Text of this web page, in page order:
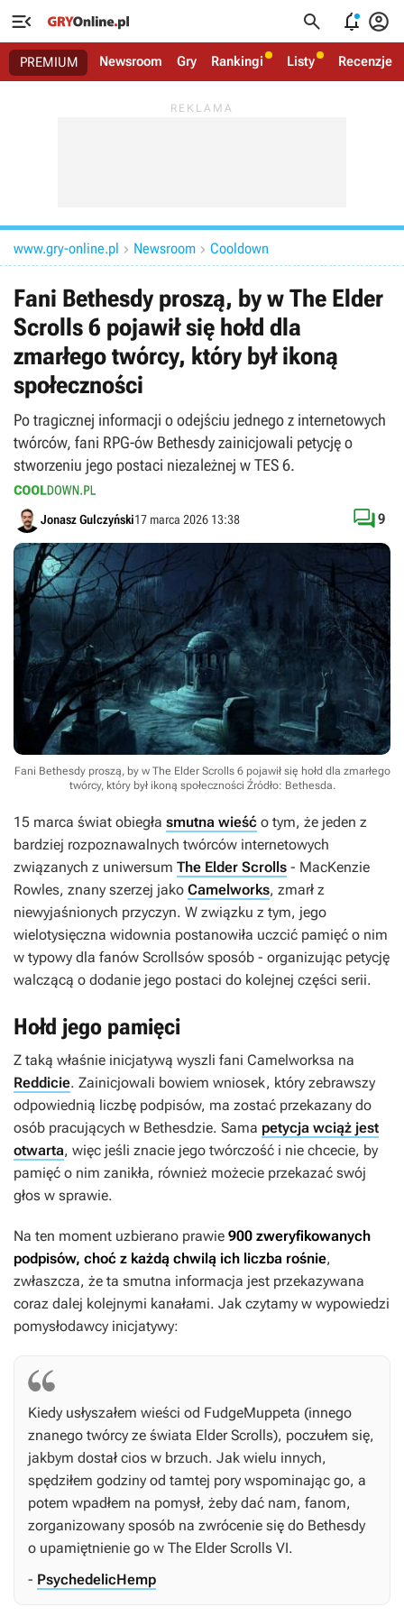
   
PREMIUM Newsroom Gry Rankingi Listy Recenzje
www.gry-online.pl  Newsroom  Cooldown
Fani Bethesdy proszą, by w The Elder
Scrolls 6 pojawił się hołd dla
zmarłego twórcy, który był ikoną
społeczności
Po tragicznej informacji o odejściu jednego z internetowych
twórców, fani RPG-ów Bethesdy zainicjowali petycję o
stworzeniu jego postaci niezależnej w TES 6.
Jonasz Gulczyński17 marca 2026 13:38 9
Fani Bethesdy proszą, by w The Elder Scrolls 6 pojawił się hołd dla zmarłego
twórcy, który był ikoną społeczności Źródło: Bethesda.
15 marca świat obiegła smutna wieść o tym, że jeden z
bardziej rozpoznawalnych twórców internetowych
związanych z uniwersum The Elder Scrolls - MacKenzie
Rowles, znany szerzej jako Camelworks, zmarł z
niewyjaśnionych przyczyn. W związku z tym, jego
wielotysięczna widownia postanowiła uczcić pamięć o nim
w typowy dla fanów Scrollsów sposób - organizując petycję
walczącą o dodanie jego postaci do kolejnej części serii.
Hołd jego pamięci
Z taką właśnie inicjatywą wyszli fani Camelworksa na
Reddicie. Zainicjowali bowiem wniosek, który zebrawszy
odpowiednią liczbę podpisów, ma zostać przekazany do
osób pracujących w Bethesdzie. Sama petycja wciąż jest
otwarta, więc jeśli znacie jego twórczość i nie chcecie, by
pamięć o nim zanikła, również możecie przekazać swój
głos w sprawie.
Na ten moment uzbierano prawie 900 zweryfikowanych
podpisów, choć z każdą chwilą ich liczba rośnie,
zwłaszcza, że ta smutna informacja jest przekazywana
coraz dalej kolejnymi kanałami. Jak czytamy w wypowiedzi
pomysłodawcy inicjatywy:
Kiedy usłyszałem wieści od FudgeMuppeta (innego
znanego twórcy ze świata Elder Scrolls), poczułem się,
jakbym dostał cios w brzuch. Jak wielu innych,
spędziłem godziny od tamtej pory wspominając go, a
potem wpadłem na pomysł, żeby dać nam, fanom,
zorganizowany sposób na zwrócenie się do Bethesdy
o upamiętnienie go w The Elder Scrolls VI.
- PsychedelicHemp